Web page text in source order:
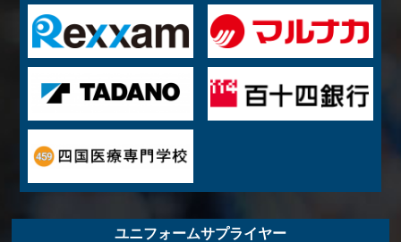
ユニフォームサプライヤー